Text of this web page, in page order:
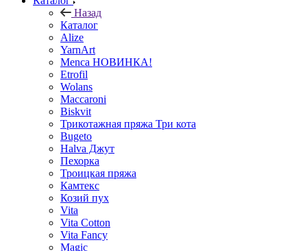
Назад
Каталог
Alize
YarnArt
Menca НОВИНКА!
Etrofil
Wolans
Maccaroni
Biskvit
Трикотажная пряжа Три кота
Bugeto
Halva Джут
Пехорка
Троицкая пряжа
Камтекс
Козий пух
Vita
Vita Cotton
Vita Fancy
Magic